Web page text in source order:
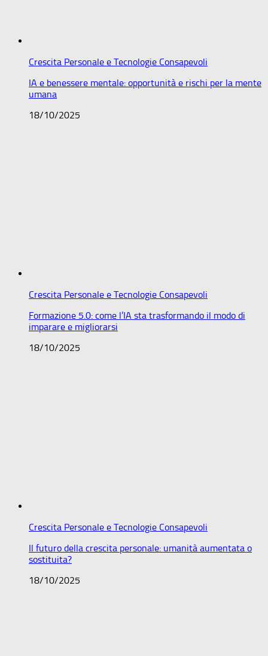
Crescita Personale e Tecnologie Consapevoli
IA e benessere mentale: opportunità e rischi per la mente
umana
18/10/2025
Crescita Personale e Tecnologie Consapevoli
Formazione 5.0: come l’IA sta trasformando il modo di
imparare e migliorarsi
18/10/2025
Crescita Personale e Tecnologie Consapevoli
Il futuro della crescita personale: umanità aumentata o
sostituita?
18/10/2025